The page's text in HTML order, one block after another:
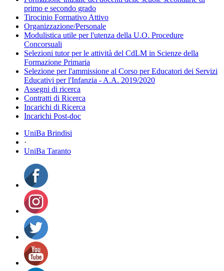
primo e secondo grado
Tirocinio Formativo Attivo
Organizzazione/Personale
Modulistica utile per l'utenza della U.O. Procedure
Concorsuali
Selezioni tutor per le attività del CdLM in Scienze della
Formazione Primaria
Selezione per l'ammissione al Corso per Educatori dei Servizi
Educativi per l'Infanzia - A.A. 2019/2020
Assegni di ricerca
Contratti di Ricerca
Incarichi di Ricerca
Incarichi Post-doc
UniBa Brindisi
·
UniBa Taranto